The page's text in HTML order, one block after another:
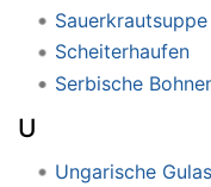
Sauerkrautsuppe
Scheiterhaufen
Serbische
U
Ungarische